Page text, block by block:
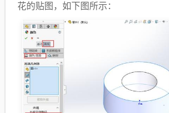
花的贴图，如下图所示：